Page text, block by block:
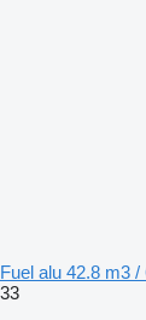
Fuel alu 42.8 m3
33